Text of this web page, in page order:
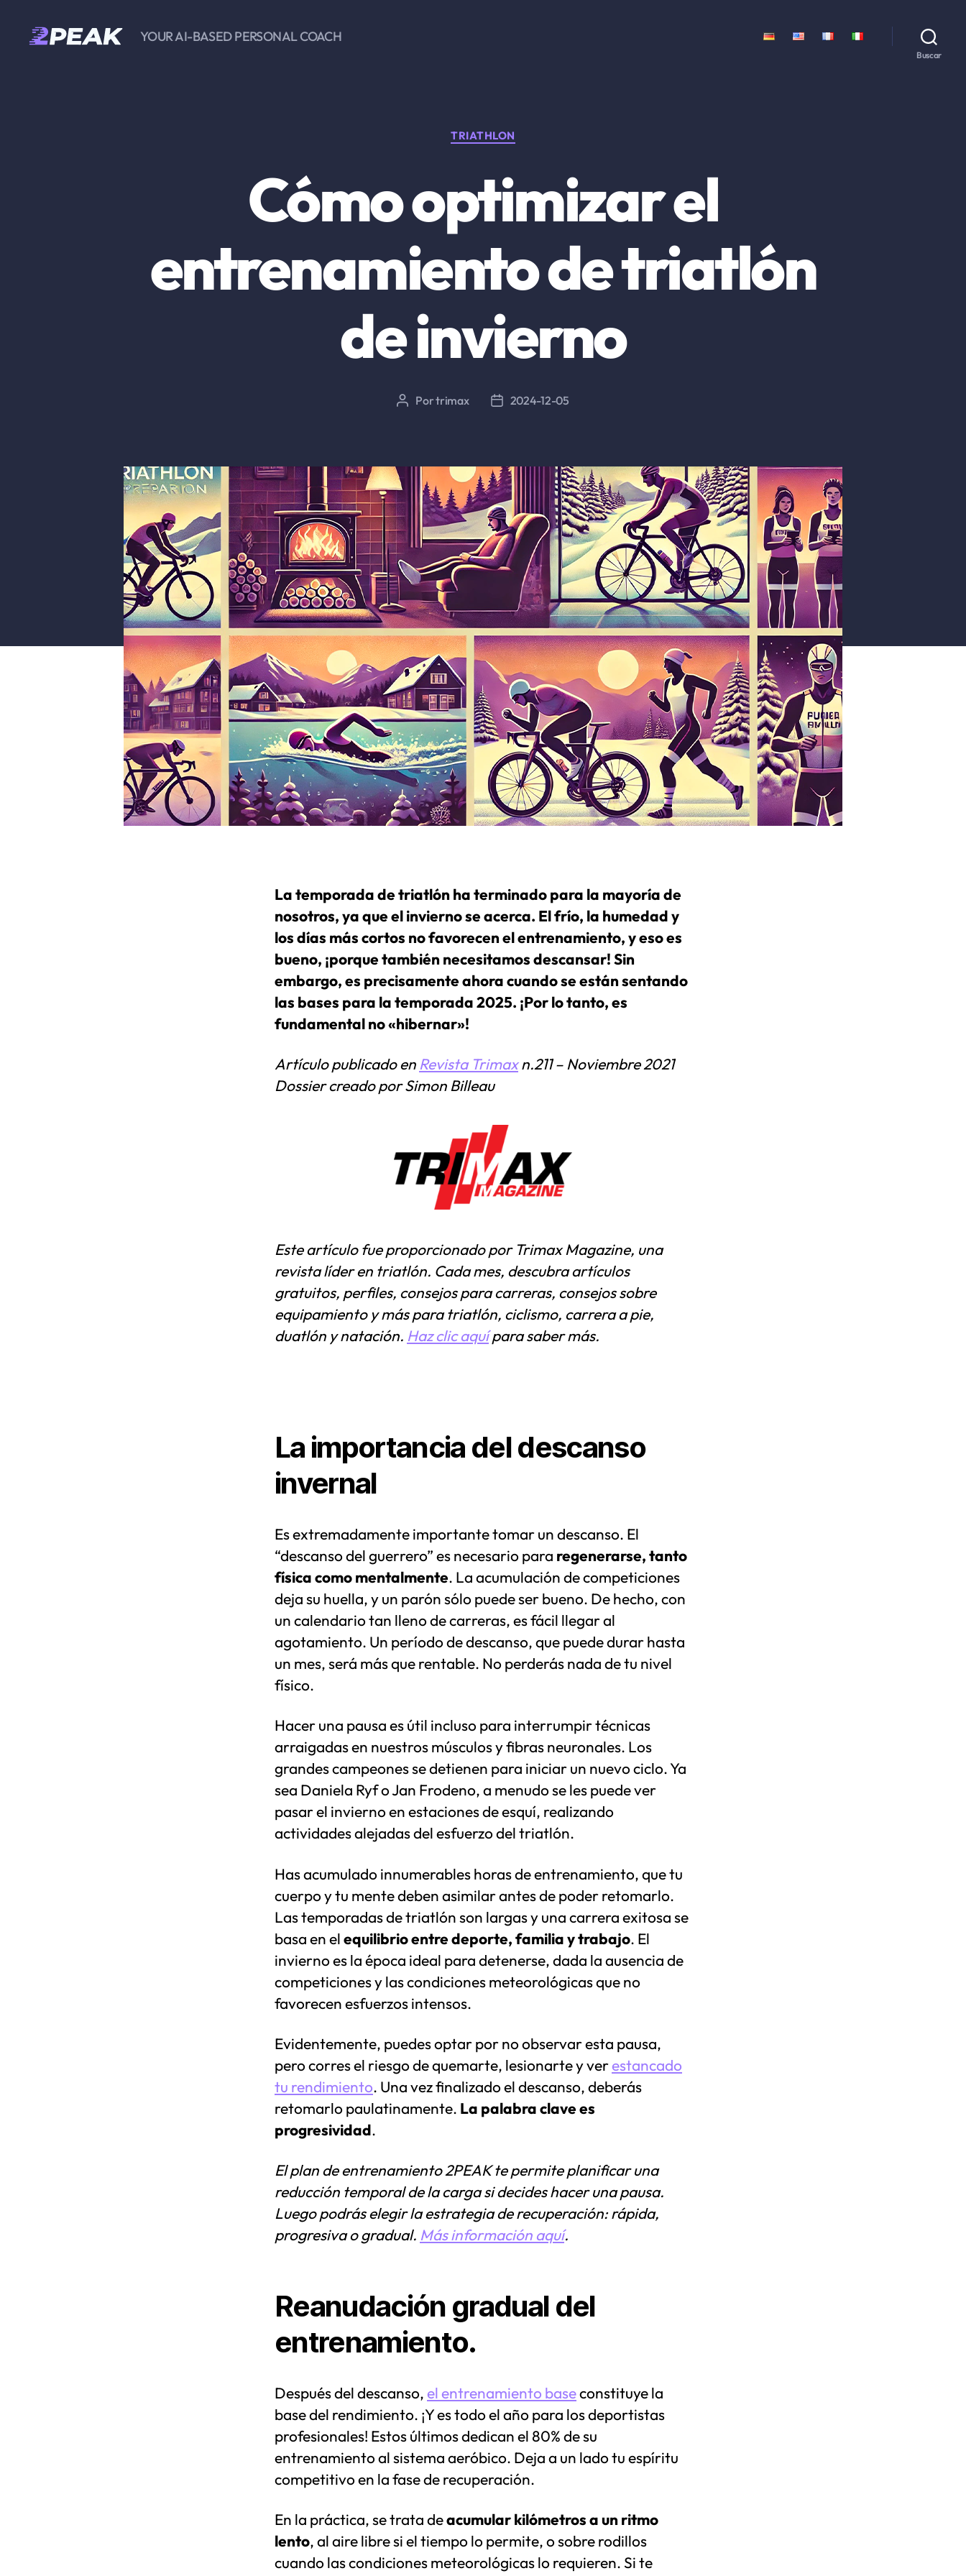
YOUR AI-BASED PERSONAL COACH
Buscar
Categorías
TRIATHLON
Cómo optimizar el
entrenamiento de triatlón
de invierno
Autor
Portrimax
Fecha2024-12-05
La temporada de triatlón ha terminado para la mayoría de
nosotros, ya que el invierno se acerca. El frío, la humedad y
los días más cortos no favorecen el entrenamiento, y eso es
bueno, ¡porque también necesitamos descansar! Sin
embargo, es precisamente ahora cuando se están sentando
las bases para la temporada 2025. ¡Por lo tanto, es
fundamental no «hibernar»!
Artículo publicado en Revista Trimaxn.211 – Noviembre 2021
Dossier creado por Simon Billeau
Este artículo fue proporcionado por Trimax Magazine, una
revista líder en triatlón. Cada mes, descubra artículos
gratuitos, perfiles, consejos para carreras, consejos sobre
equipamiento y más para triatlón, ciclismo, carrera a pie,
duatlón y natación. Haz clic aquípara saber más.
La importancia del descanso
invernal
Es extremadamente importante tomar un descanso. El
“descanso del guerrero” es necesario para regenerarse, tanto
física como mentalmente. La acumulación de competiciones
deja su huella, y un parón sólo puede ser bueno. De hecho, con
un calendario tan lleno de carreras, es fácil llegar al
agotamiento. Un período de descanso, que puede durar hasta
un mes, será más que rentable. No perderás nada de tu nivel
físico.
Hacer una pausa es útil incluso para interrumpir técnicas
arraigadas en nuestros músculos y fibras neuronales. Los
grandes campeones se detienen para iniciar un nuevo ciclo. Ya
sea Daniela Ryf o Jan Frodeno, a menudo se les puede ver
pasar el invierno en estaciones de esquí, realizando
actividades alejadas del esfuerzo del triatlón.
Has acumulado innumerables horas de entrenamiento, que tu
cuerpo y tu mente deben asimilar antes de poder retomarlo.
Las temporadas de triatlón son largas y una carrera exitosa se
basa en elequilibrio entre deporte, familia y trabajo. El
invierno es la época ideal para detenerse, dada la ausencia de
competiciones y las condiciones meteorológicas que no
favorecen esfuerzos intensos.
Evidentemente, puedes optar por no observar esta pausa,
pero corres el riesgo de quemarte, lesionarte y verestancado
tu rendimiento. Una vez finalizado el descanso, deberás
retomarlo paulatinamente. La palabra clave es
progresividad.
El plan de entrenamiento 2PEAK te permite planificar una
reducción temporal de la carga si decides hacer una pausa.
Luego podrás elegir la estrategia de recuperación: rápida,
progresiva o gradual. Más información aquí.
Reanudación gradual del
entrenamiento.
Después del descanso,el entrenamiento baseconstituye la
base del rendimiento. ¡Y es todo el año para los deportistas
profesionales! Estos últimos dedican el 80% de su
entrenamiento al sistema aeróbico. Deja a un lado tu espíritu
competitivo en la fase de recuperación.
En la práctica, se trata deacumular kilómetros a un ritmo
lento, al aire libre si el tiempo lo permite, o sobre rodillos
cuando las condiciones meteorológicas lo requieren. Si te